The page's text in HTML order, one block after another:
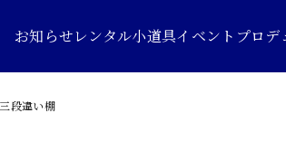
お知らせレンタル小道具イベントプロデ
段違い棚